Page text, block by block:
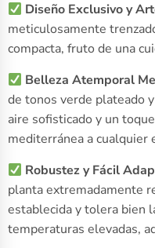
Diseño Exclusivo y
meticulosamente
compacta, fruto de una
Belleza Atemporal
de tonos verde plateado
aire sofisticado y un
mediterránea a cualquier
Robustez y Fácil
planta extremadamente
establecida y tolera bien
temperaturas elevadas,